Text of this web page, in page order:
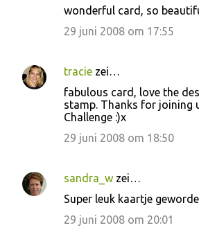
wonderful card, so
29 juni 2008 om 17:55
tracie zei…
fabulous card, love the
stamp. Thanks for joining
Challenge :)x
29 juni 2008 om 18:50
sandra_w zei…
Super leuk kaartje
29 juni 2008 om 20:01